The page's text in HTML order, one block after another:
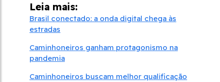
Leia mais:
Brasil conectado: a onda digital chega às
estradas
Caminhoneiros ganham protagonismo na
pandemia
Caminhoneiros buscam melhor qualificação